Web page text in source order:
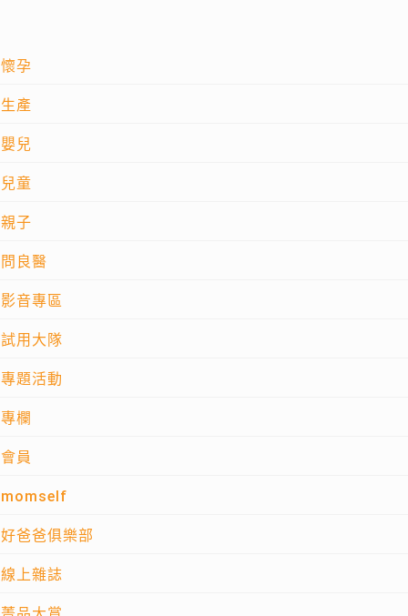
懷孕
生產
嬰兒
兒童
親子
問良醫
影音專區
試用大隊
專題活動
專欄
會員
momself
好爸爸俱樂部
線上雜誌